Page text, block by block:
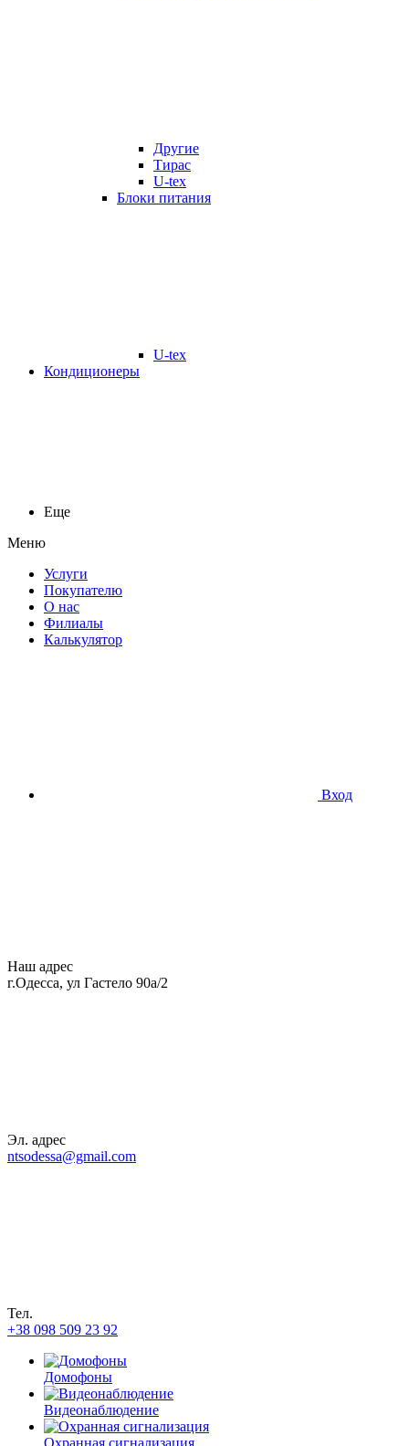
Другие
Тирас
U-tex
Блоки питания
U-tex
Кондиционеры
Еще
Меню
Услуги
Покупателю
О нас
Филиалы
Калькулятор
Вход
Наш адрес
г.Одесса, ул Гастело 90а/2
Эл. адрес
ntsodessa@gmail.com
Тел.
+38 098 509 23 92
Домофоны
Видеонаблюдение
Охранная сигнализация